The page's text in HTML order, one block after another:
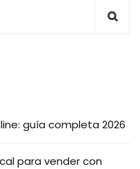
guía completa 2026
para vender con